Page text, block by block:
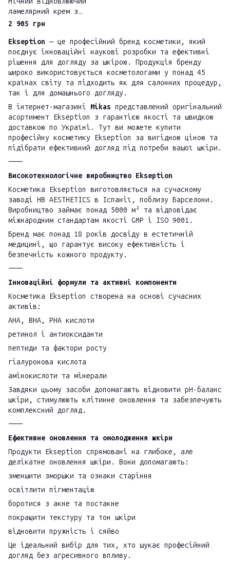
ламелярний крем з
біоплацентою Ice Cream
2 905 грн
Ekseption — це професійний бренд косметики, який
поєднує інноваційні наукові розробки та ефективні
рішення для догляду за шкірою. Продукція бренду
широко використовується косметологами у понад 45
країнах світу та підходить як для салонних процедур,
так і для домашнього догляду.
В інтернет-магазині Mikas представлений оригінальний
асортимент Ekseption з гарантією якості та швидкою
доставкою по Україні. Тут ви можете купити
професійну косметику Ekseption за вигідною ціною та
підібрати ефективний догляд під потреби вашої шкіри.
⸻
Високотехнологічне виробництво Ekseption
Косметика Ekseption виготовляється на сучасному
заводі HB AESTHETICS в Іспанії, поблизу Барселони.
Виробництво займає понад 5000 м² та відповідає
міжнародним стандартам якості GMP і ISO 9001.
Бренд має понад 18 років досвіду в естетичній
медицині, що гарантує високу ефективність і
безпечність кожного продукту.
⸻
Інноваційні формули та активні компоненти
Косметика Ekseption створена на основі сучасних
активів:
AHA, BHA, PHA кислоти
ретинол і антиоксиданти
пептиди та фактори росту
гіалуронова кислота
амінокислоти та мінерали
Завдяки цьому засоби допомагають відновити pH-баланс
шкіри, стимулюють клітинне оновлення та забезпечують
комплексний догляд.
⸻
Ефективне оновлення та омолодження шкіри
Продукти Ekseption спрямовані на глибоке, але
делікатне оновлення шкіри. Вони допомагають:
зменшити зморшки та ознаки старіння
освітлити пігментацію
боротися з акне та постакне
покращити текстуру та тон шкіри
відновити пружність і сяйво
Це ідеальний вибір для тих, хто шукає професійний
догляд без агресивного впливу.